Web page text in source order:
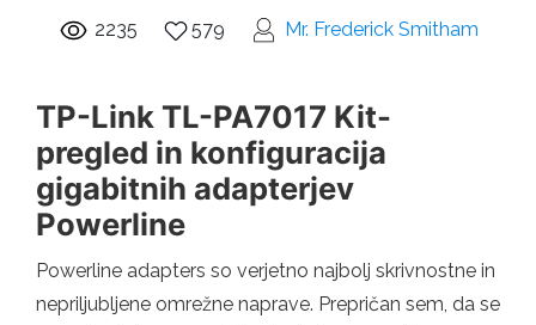
2235 579 Mr. Frederick Smitham
TP-Link TL-PA7017 Kit-
pregled in konfiguracija
gigabitnih adapterjev
Powerline
Powerline adapters so verjetno najbolj skrivnostne in
nepriljubljene omrežne naprave. Prepričan sem, da se